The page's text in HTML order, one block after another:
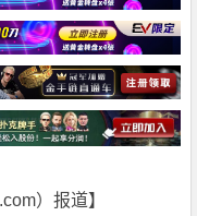
）报道】